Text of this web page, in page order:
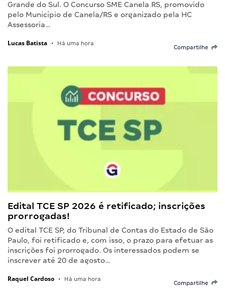
Grande do Sul. O Concurso SME Canela RS, promovido
pelo Município de Canela/RS e organizado pela HC
Assessoria…
Lucas Batista • Há uma hora
Compartilhe
Edital TCE SP 2026 é retificado; inscrições
prorrogadas!
O edital TCE SP, do Tribunal de Contas do Estado de São
Paulo, foi retificado e, com isso, o prazo para efetuar as
inscrições foi prorrogado. Os interessados podem se
inscrever até 20 de agosto…
Raquel Cardoso • Há uma hora
Compartilhe